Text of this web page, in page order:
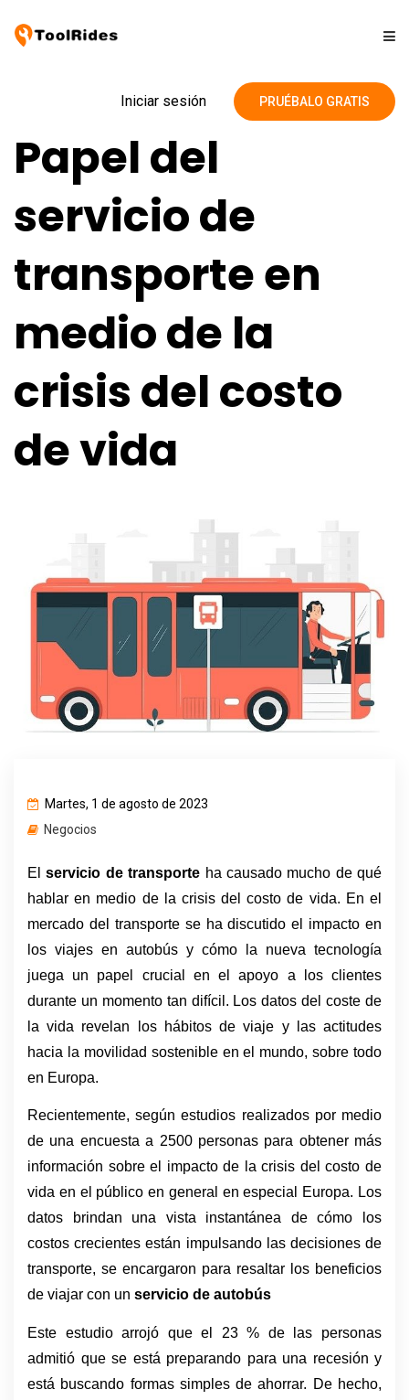
Precios
Contacto
Blog
Iniciar sesión PRUÉBALO GRATIS
Papel del
servicio de
transporte en
medio de la
crisis del costo
de vida
Martes, 1 de agosto de 2023
Negocios
El servicio de transporte ha causado mucho de qué
hablar en medio de la crisis del costo de vida. En el
mercado del transporte se ha discutido el impacto en
los viajes en autobús y cómo la nueva tecnología
juega un papel crucial en el apoyo a los clientes
durante un momento tan difícil. Los datos del coste de
la vida revelan los hábitos de viaje y las actitudes
hacia la movilidad sostenible en el mundo, sobre todo
en Europa.
Recientemente, según estudios realizados por medio
de una encuesta a 2500 personas para obtener más
información sobre el impacto de la crisis del costo de
vida en el público en general en especial Europa. Los
datos brindan una vista instantánea de cómo los
costos crecientes están impulsando las decisiones de
transporte, se encargaron para resaltar los beneficios
de viajar con un servicio de autobús
Este estudio arrojó que el 23 % de las personas
admitió que se está preparando para una recesión y
está buscando formas simples de ahorrar. De hecho,